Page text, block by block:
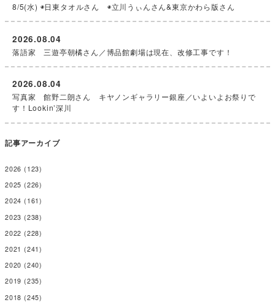
8/5(水) ◉日東タオルさん ◉立川うぃんさん&東京かわら版さん
落語家 三遊亭朝橘さん／博品館劇場は現在、改修工事です！
2026.08.04
写真家 館野二朗さん キヤノンギャラリー銀座／いよいよお祭りで
す！Lookin’深川
2026.08.04
記事アーカイブ
2026 (123)
2025 (226)
2024 (161)
2023 (238)
2022 (228)
2021 (241)
2020 (240)
2019 (235)
2018 (245)